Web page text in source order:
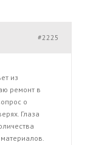
#2225
из
ремонт в
о
Глаза